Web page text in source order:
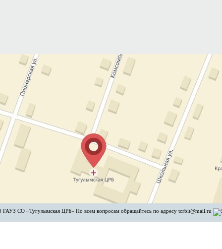
ГАУЗ СО «Тугулымская ЦРБ» По всем вопросам обращайтесь по адресу tcrbit@mail.ru